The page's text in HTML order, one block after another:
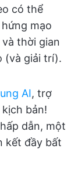
có thể
mạo
thời gian
(và giải trí).
AI, trợ
bản!
dẫn, một
kết đầy bất